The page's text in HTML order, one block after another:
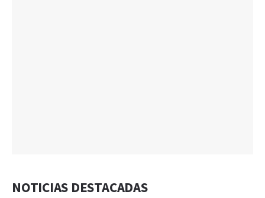
NOTICIAS DESTACADAS